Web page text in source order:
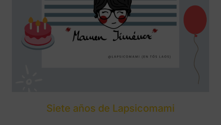
Siete años de Lapsicomami